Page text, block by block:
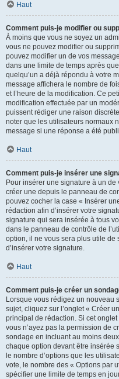
Haut
Comment puis-je modifier ou
À moins que vous ne soyez un
vous ne pouvez modifier ou
pouvez modifier un de vos
dans une limite de temps après
quelqu’un a déjà répondu à votre
message affichera le nombre de
et l’heure de la modification. Ce
modification effectuée par un
puissent rédiger une raison
noter que les utilisateurs normaux
message si une réponse a été
Haut
Comment puis-je insérer une
Pour insérer une signature à un de
créer une depuis le panneau de
pouvez cocher la case « Insérer
rédaction afin d’insérer votre
signature qui sera insérée à tous
dans le panneau de contrôle de
option, il ne vous sera plus utile
d’insérer votre signature.
Haut
Comment puis-je créer un
Lorsque vous rédigez un nouveau
sujet, cliquez sur l’onglet « Créer
principal de rédaction. Si cet
vous n’ayez pas la permission de
sondage en incluant au moins
chaque option devant être insérée
le nombre d’options que les
vote, le nombre des « Options par
spécifier une limite de temps en